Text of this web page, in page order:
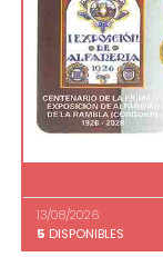
13/08/2026
5 DISPONIBLES